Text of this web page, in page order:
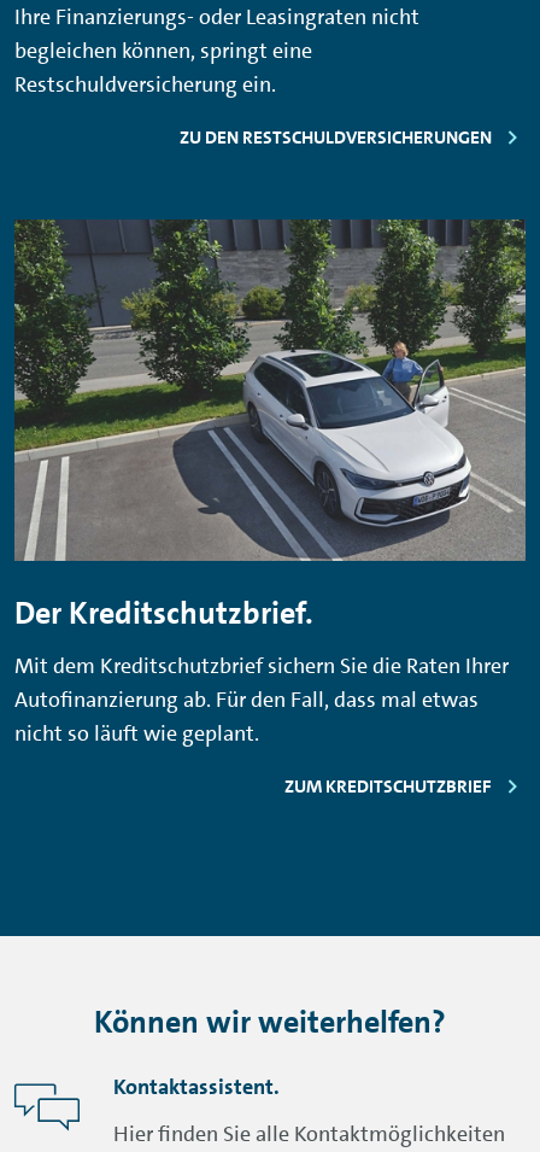
Ihre Finanzierungs- oder Leasingraten nicht
begleichen können, springt eine
Restschuldversicherung ein.
ZU DEN RESTSCHULDVERSICHERUNGEN
Der Kreditschutzbrief.
Mit dem Kreditschutzbrief sichern Sie die Raten Ihrer
Autofinanzierung ab. Für den Fall, dass mal etwas
nicht so läuft wie geplant.
ZUM KREDITSCHUTZBRIEF
Können wir weiterhelfen?
Kontaktassistent.
Hier finden Sie alle Kontaktmöglichkeiten